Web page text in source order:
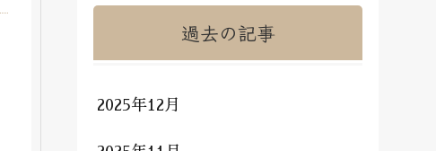
過去の記事
2025年12月